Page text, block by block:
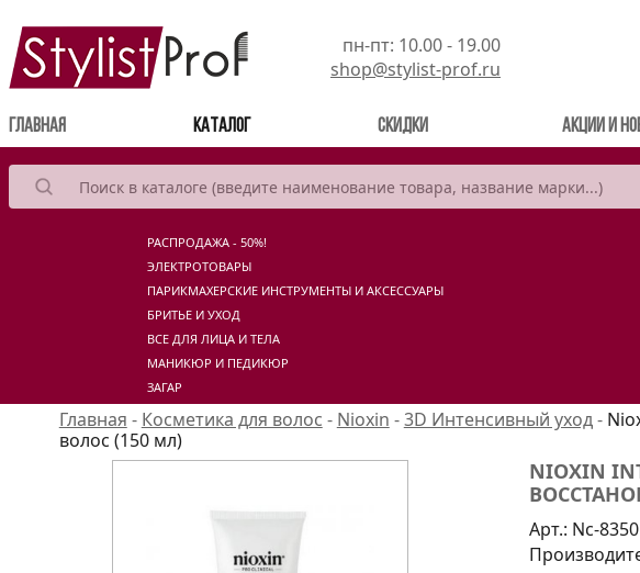
пн-пт: 10.00 - 19.00
shop@stylist-prof.ru
Главная Каталог Скидки Акции и
РАСПРОДАЖА - 50%!
ЭЛЕКТРОТОВАРЫ
ПАРИКМАХЕРСКИЕ ИНСТРУМЕНТЫ И АКСЕССУАРЫ
БРИТЬЕ И УХОД
ВСЕ ДЛЯ ЛИЦА И ТЕЛА
МАНИКЮР И ПЕДИКЮР
ЗАГАР
Главная - Косметика для волос - Nioxin -3D Интенсивный уход-
волос (150 мл)
NIOXIN
Арт.: Nc-